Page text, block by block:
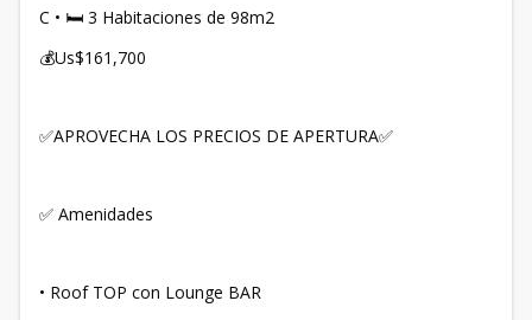
C • 🛏️ 3 Habitaciones de 98m2
💰Us$161,700
✅APROVECHA LOS PRECIOS DE APERTURA✅
✅ Amenidades
• Roof TOP con Lounge BAR